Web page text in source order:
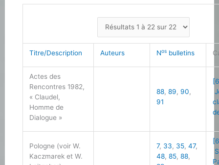
Titre/Description Auteurs Nos bulletins
Actes des
Rencontres 1982,
« Claudel,
Homme de
Dialogue »
88,89, 90,
91
Pologne (voir W.
Kaczmarek et W.
7, 33, 35,47,
48,85,88,